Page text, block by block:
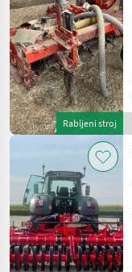
Rabljeni stroj